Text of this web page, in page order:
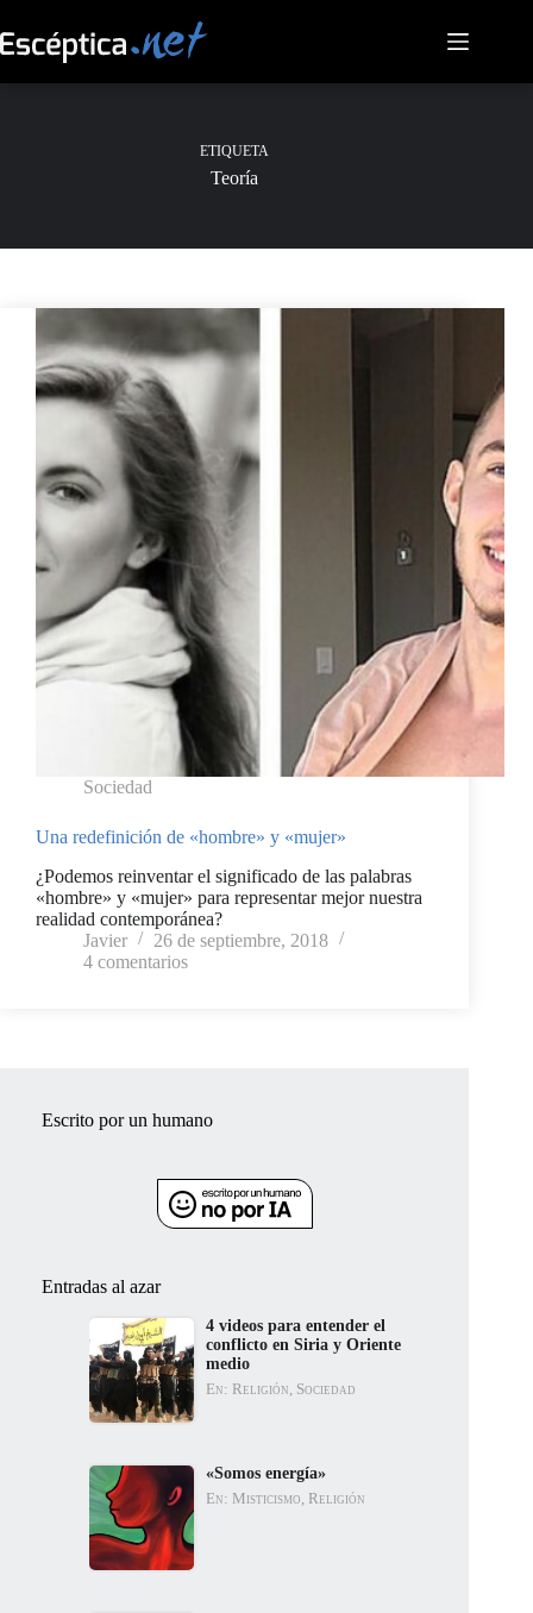
al
contenido
ETIQUETA
Teoría
Sociedad
Una redefinición de «hombre» y «mujer»
¿Podemos reinventar el significado de las palabras
«hombre» y «mujer» para representar mejor nuestra
realidad contemporánea?
Javier
26 de septiembre, 2018
4 comentarios
Escrito por un humano
Entradas al azar
4 videos para entender el
conflicto en Siria y Oriente
medio
En: Religión, Sociedad
«Somos energía»
En: Misticismo, Religión